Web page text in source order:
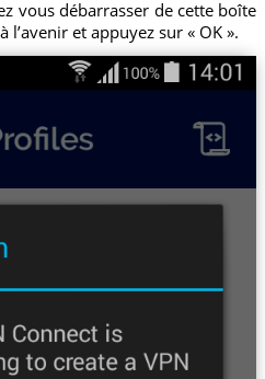
vous débarrasser de cette boîte
et appuyez sur « OK ».